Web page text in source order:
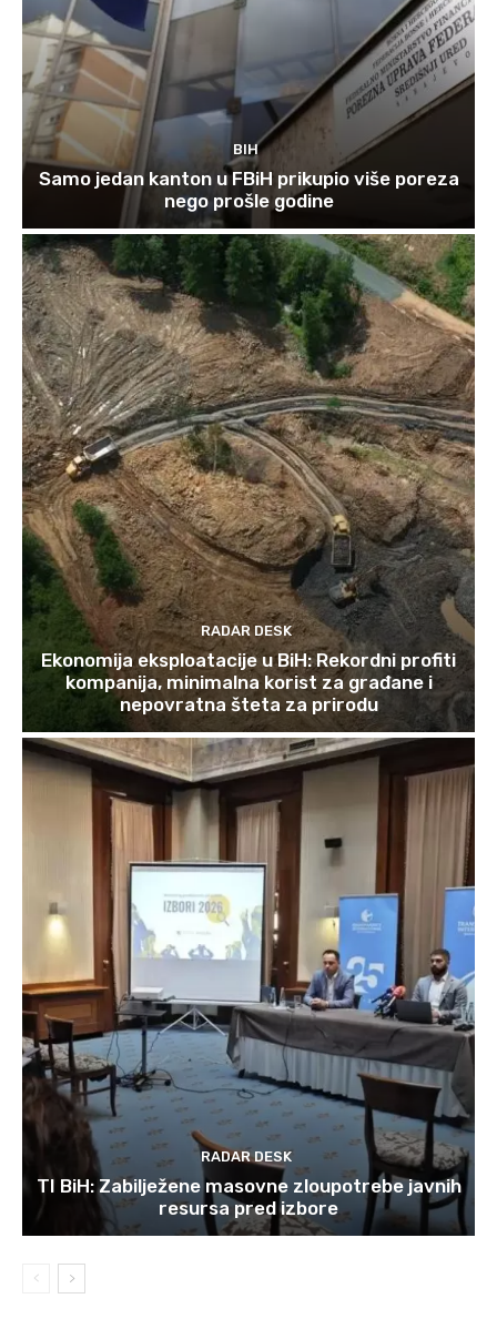
BIH
Samo jedan kanton u FBiH prikupio više poreza
nego prošle godine
RADAR DESK
Ekonomija eksploatacije u BiH: Rekordni profiti
kompanija, minimalna korist za građane i
nepovratna šteta za prirodu
RADAR DESK
TI BiH: Zabilježene masovne zloupotrebe javnih
resursa pred izbore